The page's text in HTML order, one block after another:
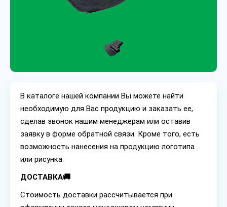
В каталоге нашей компании Вы можете найти
необходимую для Вас продукцию и заказать ее,
сделав звонок нашим менеджерам или оставив
заявку в форме обратной связи. Кроме того, есть
возможность нанесения на продукцию логотипа
или рисунка.
ДОСТАВКА🚚
Стоимость доставки рассчитывается при